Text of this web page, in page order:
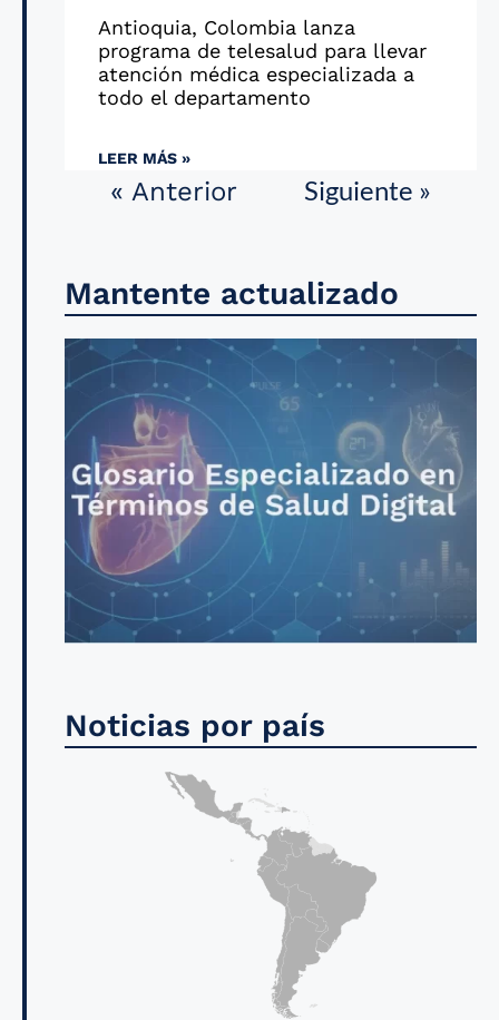
Antioquia, Colombia lanza
programa de telesalud para llevar
atención médica especializada a
todo el departamento
LEER MÁS »
« Anterior Siguiente »
Mantente actualizado
Noticias por país